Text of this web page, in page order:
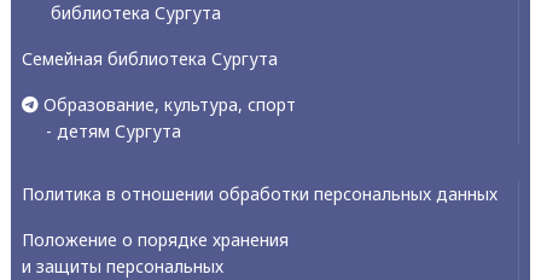
библиотека Сургута
Семейная библиотека Сургута
Образование, культура, спорт
- детям Сургута
Политика в отношении обработки персональных данных
Положение о порядке хранения
и защиты персональных